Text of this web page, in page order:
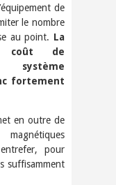
de
le nombre
au point. La
coût de
système
fortement
en outre de
pour
suffisamment